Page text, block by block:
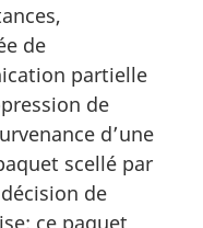
de
partielle
de
d’une
scellé par
de
ce paquet